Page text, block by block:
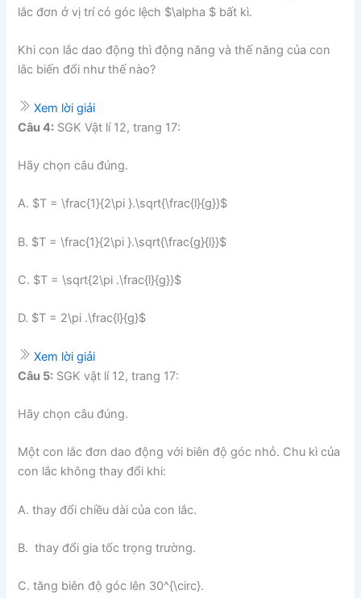
lắc đơn ở vị trí có góc lệch $\alpha $ bất kì.
Khi con lắc dao động thì động năng và thế năng của con
lắc biến đổi như thế nào?
Xem lời giải
Câu 4: SGK Vật lí 12, trang 17:
Hãy chọn câu đúng.
A. $T = \frac{1}{2\pi }.\sqrt{\frac{l}{g}}$
B. $T = \frac{1}{2\pi }.\sqrt{\frac{g}{l}}$
C. $T = \sqrt{2\pi .\frac{l}{g}}$
D. $T = 2\pi .\frac{l}{g}$
Xem lời giải
Câu 5: SGK vật lí 12, trang 17:
Hãy chọn câu đúng.
Một con lắc đơn dao động với biên độ góc nhỏ. Chu kì của
con lắc không thay đổi khi:
A. thay đổi chiều dài của con lắc.
B. thay đổi gia tốc trọng trường.
C. tăng biên độ góc lên 30^{\circ}.